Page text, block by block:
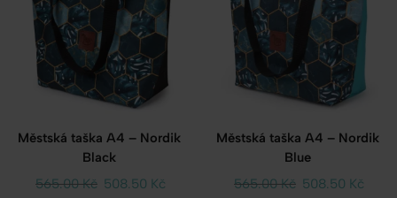
Městská taška A4 – Nordik
Black
565.00Kč 508.50 Kč
Městská taška A4 – Nordik
Blue
565.00Kč 508.50 Kč